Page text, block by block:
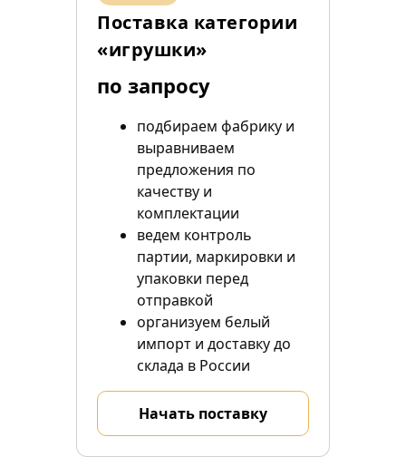
Поставка категории
«игрушки»
по запросу
подбираем фабрику и
выравниваем
предложения по
качеству и
комплектации
ведем контроль
партии, маркировки и
упаковки перед
отправкой
организуем белый
импорт и доставку до
склада в России
Начать поставку